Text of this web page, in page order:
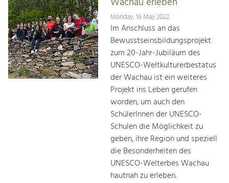
Monday, 16 May 2022
Im Anschluss an das
Bewusstseinsbildungsprojekt
zum 20-Jahr-Jubiläum des
UNESCO-Weltkulturerbestatus
der Wachau ist ein weiteres
Projekt ins Leben gerufen
worden, um auch den
SchülerInnen der UNESCO-
Schulen die Möglichkeit zu
geben, ihre Region und speziell
die Besonderheiten des
UNESCO-Welterbes Wachau
hautnah zu erleben.